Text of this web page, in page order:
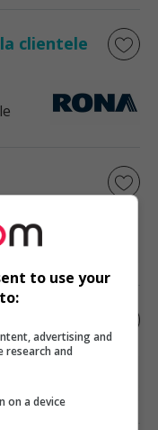
clientele
to use your
advertising and
research and
on a device